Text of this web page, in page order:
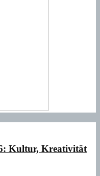
Kultur, Kreativität